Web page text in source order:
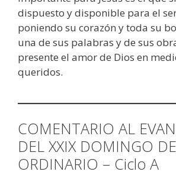
dispuesto y disponible para el
poniendo su corazón y toda su
una de sus palabras y de sus
presente el amor de Dios en
queridos.
COMENTARIO AL
DEL XXIX DOMINGO
ORDINARIO – Ciclo A